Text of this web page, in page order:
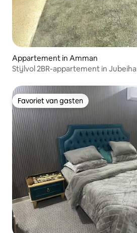
Appartement in Amman
Stijlvol 2BR-appartement in Jubeiha
Favoriet van gasten
Favoriet van gasten